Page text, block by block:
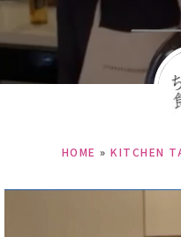
HOME »KITCHEN